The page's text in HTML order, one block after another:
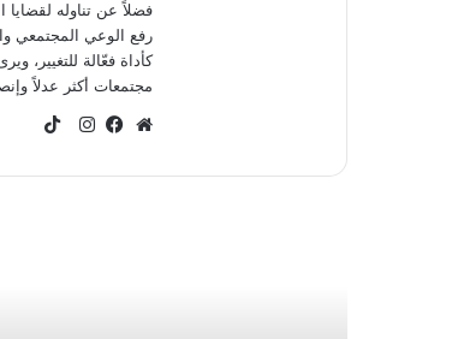
فضلاً عن تناوله
رفع الوعي المجتمعي
كأداة فعّالة للتغيير،
مجتمعات أكثر عدلاً
الويب